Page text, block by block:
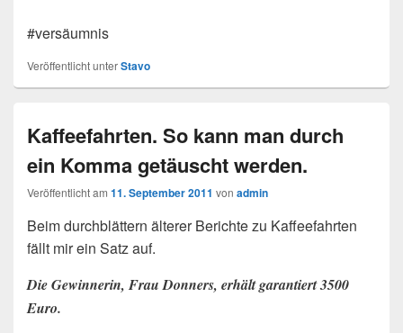
#versäumnis
Veröffentlicht unterStavo
Kaffeefahrten. So kann man durch
ein Komma getäuscht werden.
Veröffentlicht am 11. September 2011 von admin
Beim durchblättern älterer Berichte zu Kaffeefahrten
fällt mir ein Satz auf.
Die Gewinnerin, Frau Donners, erhält garantiert 3500
Euro.